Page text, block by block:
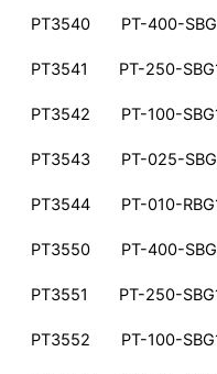
PT3540 PT-400-
PT3541 PT-250-
PT3542 PT-100-
PT3543 PT-025-
PT3544 PT-010-
PT3550 PT-400-
PT3551 PT-250-
PT3552 PT-100-